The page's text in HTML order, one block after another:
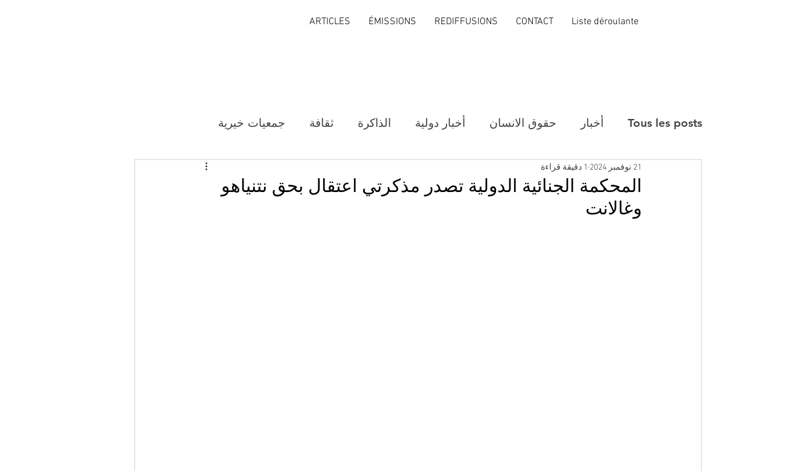
ARTICLES ÉMISSIONS REDIFFUSIONS CONTACT Liste déroulante
Tous les posts أخبار حقوق الانسان أخبار دولية الذاكرة ثقافة جمعيات خيرية
المحكمة الجنائية الدولية تصدر مذكرتي اعتقال بحق نتنياهو
وغالانت
21 نوفمبر 2024 1 دقيقة قراءة